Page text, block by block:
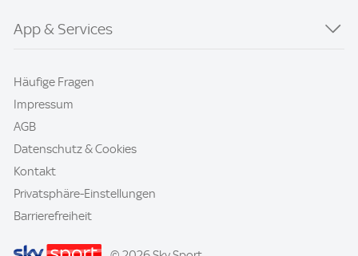
App & Services
Häufige Fragen
Impressum
AGB
Datenschutz & Cookies
Kontakt
Privatsphäre-Einstellungen
Barrierefreiheit